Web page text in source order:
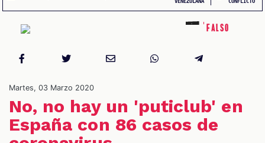
Falso
Martes, 03 Marzo 2020
No, no hay un 'puticlub' en
España con 86 casos de